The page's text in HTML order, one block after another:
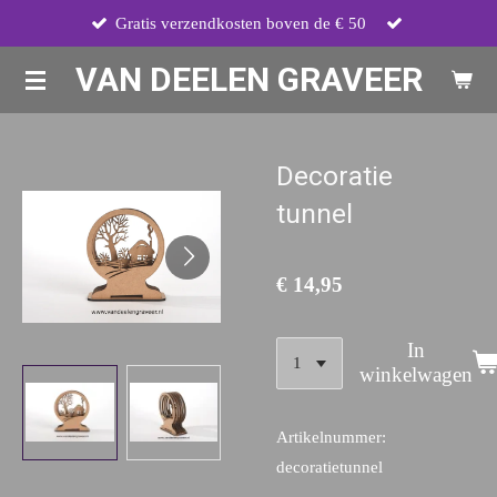
naar
de
VAN DEELEN GRAVEER
Gratis verzendkosten boven de € 50
Decoratie
tunnel
€ 14,95
In
winkelwagen
Artikelnummer:
decoratietunnel